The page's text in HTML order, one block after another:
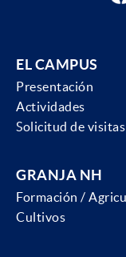
EL CAMPUS
Presentación
Actividades
Solicitud de visitas
GRANJA NH
Formación /
Cultivos